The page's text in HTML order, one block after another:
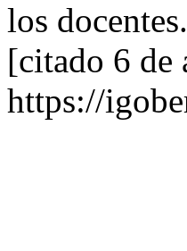
los
[citado 6 de
https://